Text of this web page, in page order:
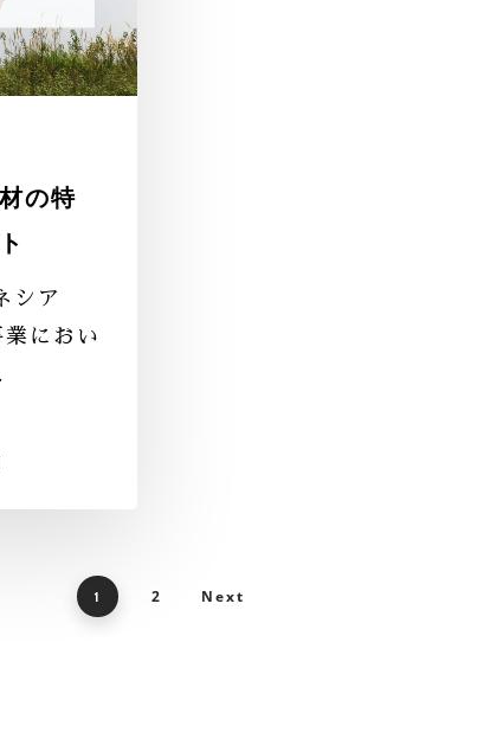
の特
シア
におい
1 2 Next